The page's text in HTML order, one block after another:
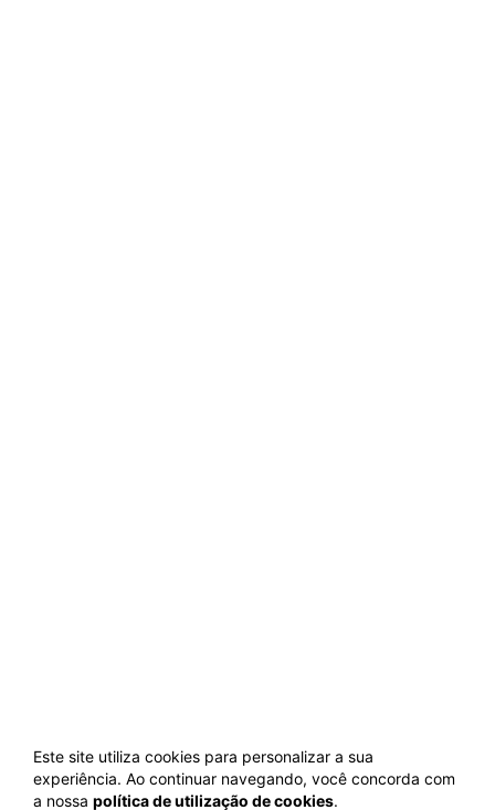
Este site utiliza cookies para personalizar a sua
experiência. Ao continuar navegando, você concorda com
a nossa política de utilização de cookies.